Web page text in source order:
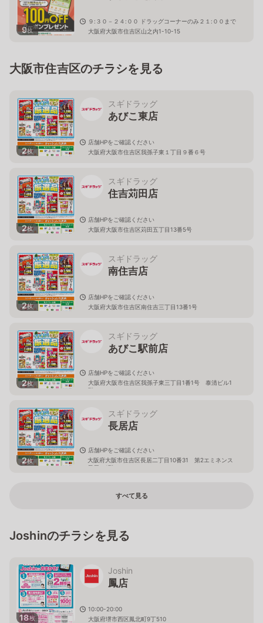
9枚
９:３０－２４:００ ドラッグコーナーのみ２１:００まで
大阪府大阪市住吉区山之内1-10-15
大阪市住吉区のチラシを見る
2枚
スギドラッグ
あびこ東店
店舗HPをご確認ください
大阪府大阪市住吉区我孫子東１丁目９番６号
2枚
スギドラッグ
住吉苅田店
店舗HPをご確認ください
大阪府大阪市住吉区苅田五丁目13番5号
2枚
スギドラッグ
南住吉店
店舗HPをご確認ください
大阪府大阪市住吉区南住吉三丁目13番1号
2枚
スギドラッグ
あびこ駅前店
店舗HPをご確認ください
大阪府大阪市住吉区我孫子東三丁目1番1号 泰清ビル1
階
2枚
スギドラッグ
長居店
店舗HPをご確認ください
大阪府大阪市住吉区長居二丁目10番31 第2エミネンス
長居 1階
すべて見る
Joshinのチラシを見る
18枚
Joshin
鳳店
10:00-20:00
大阪府堺市西区鳳北町9丁510